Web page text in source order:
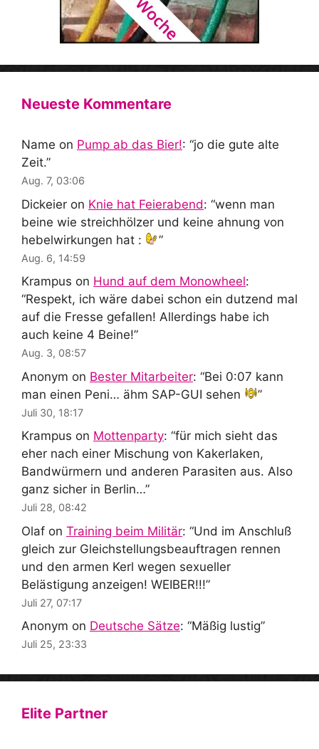
Neueste Kommentare
Name on Pump ab das Bier!: “jo die gute alte
Zeit.”
Aug. 7, 03:06
Dickeier on Knie hat Feierabend: “wenn man
beine wie streichhölzer und keine ahnung von
hebelwirkungen hat :
”
Aug. 6, 14:59
Krampus on Hund auf dem Monowheel:
“Respekt, ich wäre dabei schon ein dutzend mal
auf die Fresse gefallen! Allerdings habe ich
auch keine 4 Beine!”
Aug. 3, 08:57
Anonym on Bester Mitarbeiter: “Bei 0:07 kann
man einen Peni… ähm SAP-GUI sehen
”
Juli 30, 18:17
Krampus on Mottenparty: “für mich sieht das
eher nach einer Mischung von Kakerlaken,
Bandwürmern und anderen Parasiten aus. Also
ganz sicher in Berlin…”
Juli 28, 08:42
Olaf on Training beim Militär: “Und im Anschluß
gleich zur Gleichstellungsbeauftragen rennen
und den armen Kerl wegen sexueller
Belästigung anzeigen! WEIBER!!!”
Juli 27, 07:17
Anonym on Deutsche Sätze: “Mäßig lustig”
Juli 25, 23:33
Elite Partner